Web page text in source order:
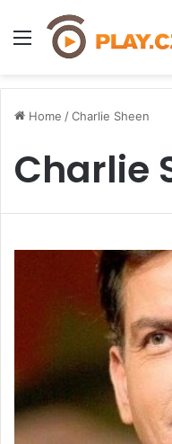
Menu
Home /Charlie Sheen
Charlie